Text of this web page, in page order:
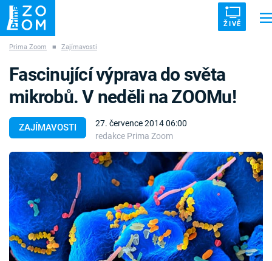
ŽIVĚ
VETŘELCI DÁVNOVĚKU
Témata
Témata
Pořady
TV Program
Prima Zoom ■ Zajímavosti
ZAJÍMAVOSTI
27. července 2014 06:00
redakce Prima Zoom
Fascinující výprava do světa
mikrobů. V neděli na ZOOMu!